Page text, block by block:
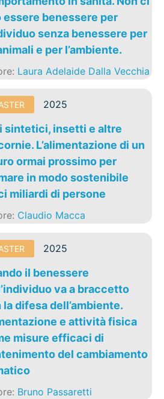
essere benessere per
senza benessere per
e per l’ambiente.
Laura Adelaide Dalla Vecchia
2025
sintetici, insetti e altre
L’alimentazione di un
ormai prossimo per
in modo sostenibile
miliardi di persone
Claudio Macca
2025
il benessere
va a braccetto
la difesa dell’ambiente.
e attività fisica
misure efficaci di
del cambiamento
Bruno Passaretti